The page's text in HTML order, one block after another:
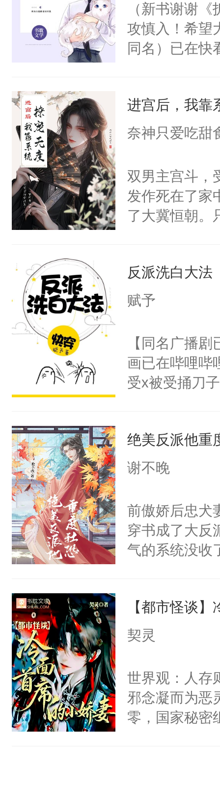
（新书谢谢
攻慎入！希望
同名）已在快
成为所有白莲
I，他们决定
莲花可不止有
点脑袋，看着
常见问题一：
教科书版：“
母的微笑：“
留看着面前这
人，突然醒悟
卫天还没亮
腰：“陛下，
不好了！”“那
小白莲：“嘤
胡说，我没碰
不愧是大佬，
悉，嗷？这不
可以先看仙帝
进宫后，我靠
奈神只爱吃甜
双男主宫斗，
发作死在了家
了大冀恒朝。
惜被人暗害，
绝。主神知晓
朝，一个从
为三种性别。
构与男子相同
了一颗红色的
人，最终坐上
反派洗白大法
赋予
【同名广播
画已在哔哩哔
受x被受捅刀
病，一个个的
上了还是无动
间变脸背叛他
的恶事他都对
一个权力滔天
右男主又报
他说：【您
年，存活下
再说一遍。】
绝美反派他重
谢不晚
前傲娇后忠犬
穿书成了大反
气的系统没收
用见人，因
言神龙见首不
名蛇蛇，跟人
不知道，那小
头，魔尊墨宴
宴：柳折枝
【都市怪谈
契灵
世界观：人存
邪念凝而为恶
零，国家秘密